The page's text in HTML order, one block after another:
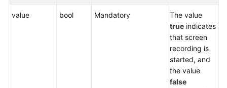
value bool Mandatory
The value
true indicates
that screen
recording is
started, and
the value
false